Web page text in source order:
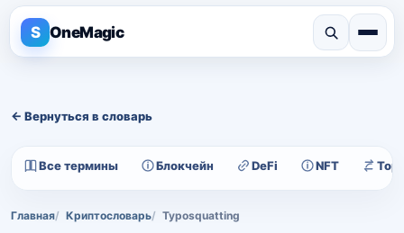
S OneMagic
← Вернуться в словарь
Все термины Блокчейн DeFi NFT
Главная Криптословарь Typosquatting